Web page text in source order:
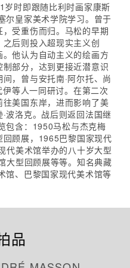
岁时即跟随比利时画家康斯
尔皇家美术学院学习。曾于
受重伤而归。马松的早期
后则投入超现实主义创
他认为自动主义的绘画方
部分，达到更接近潜意识
，曾与安托南·阿尔托、尚
伊等人一同研讨。在第二次
美国东岸，进而影响了美
波洛克。战后则返回法国继
包含：1950马松与杰克梅
顾展，1965巴黎国家现代
代美术馆举办的八十岁大型
大型回顾展等等。知名典藏
馆、巴黎国家现代美术馆等
品